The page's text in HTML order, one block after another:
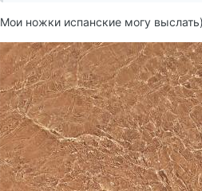
Мои ножки испанские могу выслать)